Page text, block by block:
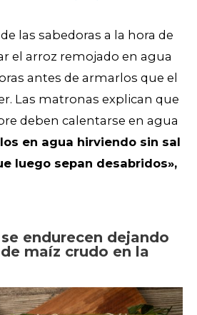
las sabedoras a la hora de
el arroz remojado en agua
antes de armarlos que el
Las matronas explican que
deben calentarse en agua
en agua hirviendo sin sal
luego sepan desabridos»,
endurecen dejando
maíz crudo en la